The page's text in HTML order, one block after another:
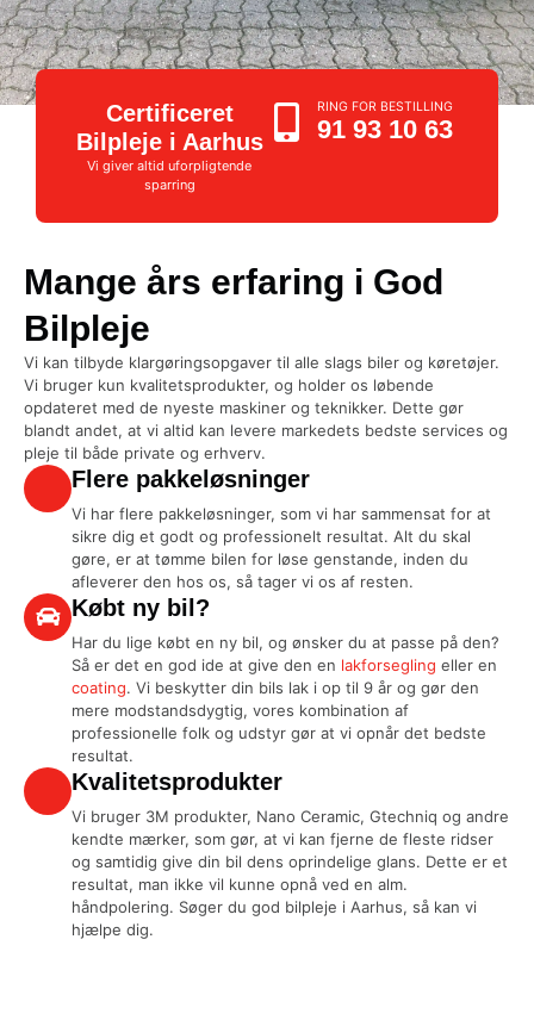
Certificeret
Bilpleje i Aarhus
Vi giver altid uforpligtende
sparring
RING FOR BESTILLING
91 93 10 63
Mange års erfaring i God
Bilpleje
Vi kan tilbyde klargøringsopgaver til alle slags biler og køretøjer.
Vi bruger kun kvalitetsprodukter, og holder os løbende
opdateret med de nyeste maskiner og teknikker. Dette gør
blandt andet, at vi altid kan levere markedets bedste services og
pleje til både private og erhverv.
Flere pakkeløsninger
Vi har flere pakkeløsninger, som vi har sammensat for at
sikre dig et godt og professionelt resultat. Alt du skal
gøre, er at tømme bilen for løse genstande, inden du
afleverer den hos os, så tager vi os af resten.
Købt ny bil?
Har du lige købt en ny bil, og ønsker du at passe på den?
Så er det en god ide at give den en lakforsegling eller en
coating. Vi beskytter din bils lak i op til 9 år og gør den
mere modstandsdygtig, vores kombination af
professionelle folk og udstyr gør at vi opnår det bedste
resultat.
Kvalitetsprodukter
Vi bruger 3M produkter, Nano Ceramic, Gtechniq og andre
kendte mærker, som gør, at vi kan fjerne de fleste ridser
og samtidig give din bil dens oprindelige glans. Dette er et
resultat, man ikke vil kunne opnå ved en alm.
håndpolering. Søger du god bilpleje i Aarhus, så kan vi
hjælpe dig.